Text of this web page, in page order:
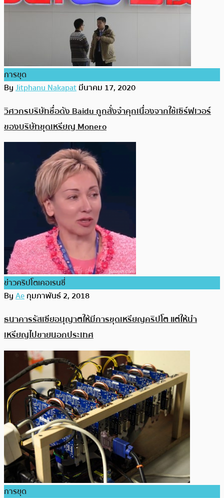
การขุด
ByJitphanu Nakapatมีนาคม 17, 2020
วิศวกรบริษัทชื่อดัง Baidu ถูกสั่งจำคุกเนื่องจากใช้เซิร์ฟเวอร์
ของบริษัทขุดเหรียญ Monero
ข่าวคริปโตเคอเรนซี่
ByAeกุมภาพันธ์ 2, 2018
ธนาคารรัสเซียอนุญาตให้มีการขุดเหรียญคริปโต แต่ให้นำ
เหรียญไปขายนอกประเทศ
การขุด